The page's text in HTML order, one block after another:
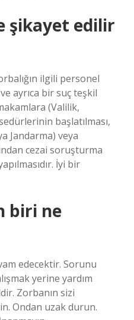
şikayet edilir
ilgili personel
ayrıca bir suç teşkil
(Valilik,
başlatılması,
Jandarma) veya
cezai soruşturma
İyi bir
biri ne
edecektir. Sorunu
yerine yardım
Zorbanın sizi
Ondan uzak durun.